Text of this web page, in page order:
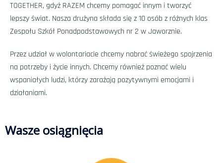
TOGETHER, gdyż RAZEM chcemy pomagać innym i tworzyć
lepszy świat. Nasza drużyna składa się z 10 osób z różnych klas
Zespołu Szkół Ponadpodstawowych nr 2 w Jaworznie.
Przez udział w wolontariacie chcemy nabrać świeżego spojrzenia
na potrzeby i życie innych. Chcemy również poznać wielu
wspaniałych ludzi, którzy zarażają pozytywnymi emocjami i
działaniami.
Wasze osiągnięcia